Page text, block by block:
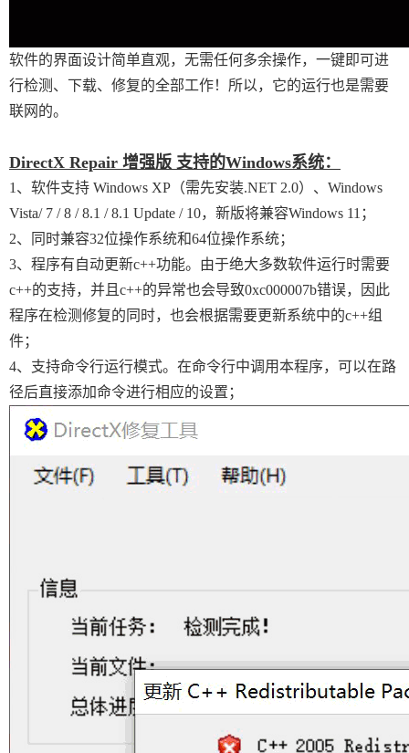
软件的界面设计简单直观，无需任何多余操作，一键即可进
行检测、下载、修复的全部工作！所以，它的运行也是需要
联网的。
DirectX Repair 增强版 支持的Windows系统：
1、软件支持 Windows XP（需先安装.NET 2.0）、Windows
Vista/ 7 / 8 / 8.1 / 8.1 Update / 10，新版将兼容Windows 11；
2、同时兼容32位操作系统和64位操作系统；
3、程序有自动更新c++功能。由于绝大多数软件运行时需要
c++的支持，并且c++的异常也会导致0xc000007b错误，因此
程序在检测修复的同时，也会根据需要更新系统中的c++组
件；
4、支持命令行运行模式。在命令行中调用本程序，可以在路
径后直接添加命令进行相应的设置；